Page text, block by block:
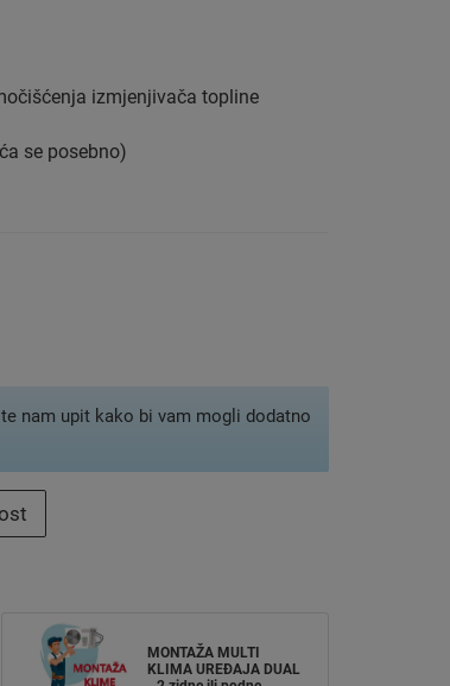
izmjenjivača topline
se posebno)
nam upit kako bi vam mogli dodatno
MONTAŽA MULTI
KLIMA UREĐAJA DUAL